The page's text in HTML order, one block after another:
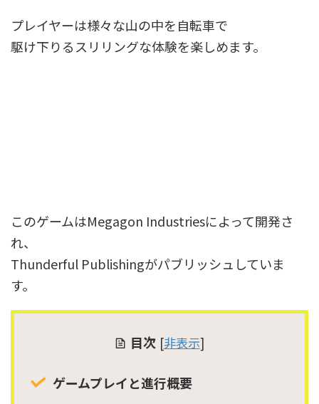
プレイヤーは様々な山の中を自転車で
駆け下りるスリリングな体験を楽しめます。
このゲームはMegagon Industriesによって開発さ
れ、
Thunderful Publishingがパブリッシュしていま
す。
目次 [非表示]
ゲームプレイと進行概要